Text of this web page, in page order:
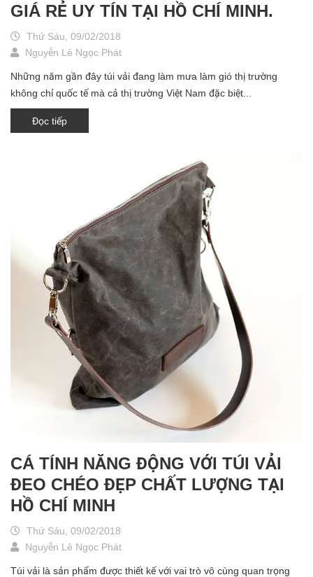
GIÁ RẺ UY TÍN TẠI HỒ CHÍ MINH.
Thứ Sáu, 09/02/2018
Nguyễn Lê Ngọc Phát
Những năm gần đây túi vải đang làm mưa làm gió thị trường
không chỉ quốc tế mà cả thị trường Việt Nam đặc biệt...
Đọc tiếp
CÁ TÍNH NĂNG ĐỘNG VỚI TÚI VẢI
ĐEO CHÉO ĐẸP CHẤT LƯỢNG TẠI
HỒ CHÍ MINH
Thứ Sáu, 09/02/2018
Nguyễn Lê Ngọc Phát
Túi vải là sản phẩm được thiết kế với vai trò vô cùng quan trọng